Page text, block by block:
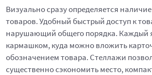
Визуально сразу определяется
товаров. Удобный быстрый доступ к
нарушающий общего порядка. Каждый
кармашком, куда можно вложить
обозначением товара. Стеллажи
существенно сэкономить место,